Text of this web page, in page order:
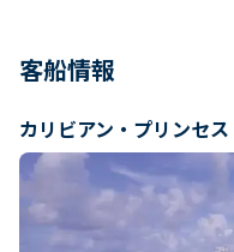
客船情報
カリビアン・プリンセス